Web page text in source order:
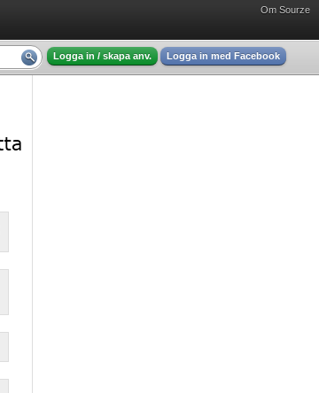
Om Sourze
Logga in / skapa anv. Logga in med Facebook